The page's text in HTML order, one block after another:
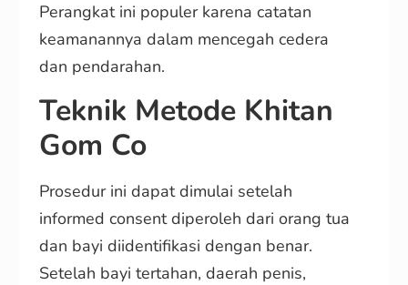
Perangkat ini populer karena catatan
keamanannya dalam mencegah cedera
dan pendarahan.
Teknik Metode Khitan
Gom Co
Prosedur ini dapat dimulai setelah
informed consent diperoleh dari orang tua
dan bayi diidentifikasi dengan benar.
Setelah bayi tertahan, daerah penis,